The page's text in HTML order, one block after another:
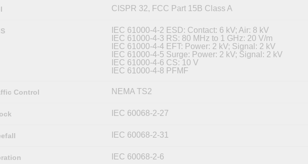
CISPR 32, FCC Part 15B Class A
IEC 61000-4-2 ESD: Contact: 6 kV; Air: 8 kV
IEC 61000-4-3 RS: 80 MHz to 1 GHz: 20 V/m
IEC 61000-4-4 EFT: Power: 2 kV; Signal: 2 kV
IEC 61000-4-5 Surge: Power: 2 kV; Signal: 2 kV
IEC 61000-4-6 CS: 10 V
IEC 61000-4-8 PFMF
Control NEMA TS2
IEC 60068-2-27
IEC 60068-2-31
IEC 60068-2-6